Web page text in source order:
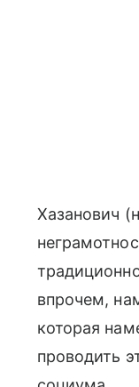
Хазанович
впрочем,
которая
проводить